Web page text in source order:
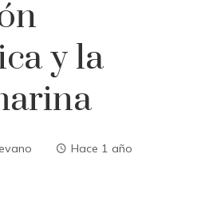
y la
Hace 1 año